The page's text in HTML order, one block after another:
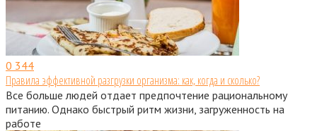
0 344
Правила эффективной разгрузки организма: как, когда и сколько?
Все больше людей отдает предпочтение рациональному
питанию. Однако быстрый ритм жизни, загруженность на
работе